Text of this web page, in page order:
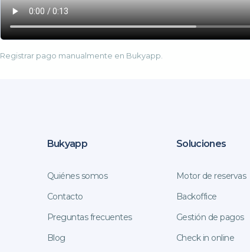
Registrar pago manualmente en Bukyapp.
Bukyapp
Quiénes somos
Contacto
Preguntas frecuentes
Blog
Soluciones
Motor de reservas
Backoffice
Gestión de pagos
Check in online